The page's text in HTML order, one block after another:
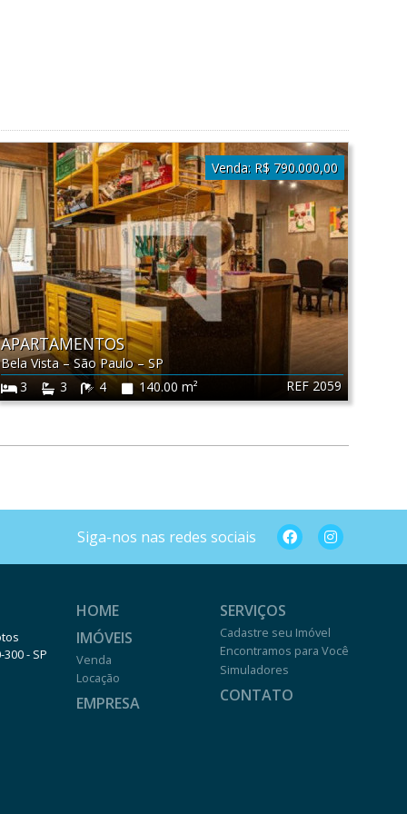
REF 2059
APARTAMENTOS
Bela Vista–São Paulo–SP
3
3 4 140.00 m²
Venda: R$ 790.000,00
Siga-nos nas redes sociais
300 - SP
HOME
IMÓVEIS
Venda
Locação
EMPRESA
SERVIÇOS
Cadastre seu Imóvel
Encontramos para Você
Simuladores
CONTATO